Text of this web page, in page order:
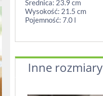
Średnica: 23.9 cm
Wysokość: 21.5 cm
Pojemność: 7.0 l
Inne rozmiary